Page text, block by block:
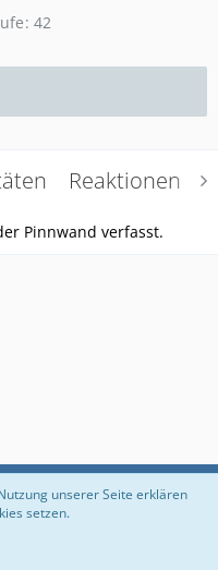
42
Reaktionen
Pinnwand verfasst.
unserer Seite erklären
setzen.